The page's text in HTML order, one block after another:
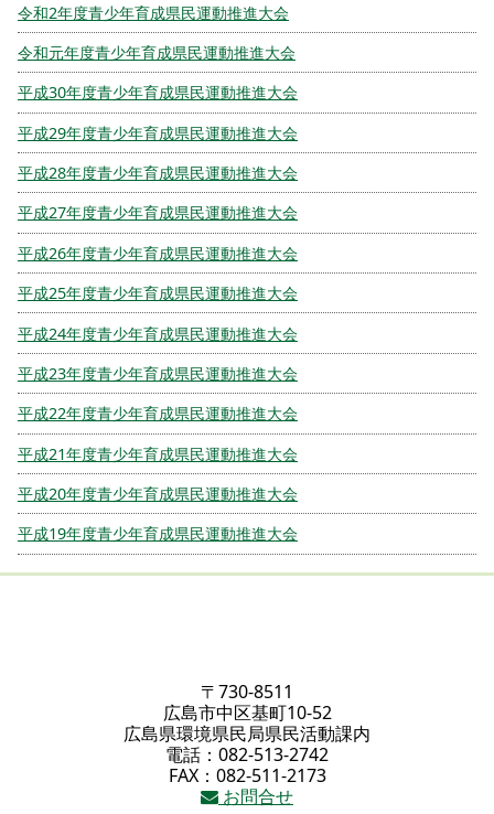
令和2年度青少年育成県民運動推進大会
令和元年度青少年育成県民運動推進大会
平成30年度青少年育成県民運動推進大会
平成29年度青少年育成県民運動推進大会
平成28年度青少年育成県民運動推進大会
平成27年度青少年育成県民運動推進大会
平成26年度青少年育成県民運動推進大会
平成25年度青少年育成県民運動推進大会
平成24年度青少年育成県民運動推進大会
平成23年度青少年育成県民運動推進大会
平成22年度青少年育成県民運動推進大会
平成21年度青少年育成県民運動推進大会
平成20年度青少年育成県民運動推進大会
平成19年度青少年育成県民運動推進大会
〒730-8511
広島市中区基町10-52
広島県環境県民局県民活動課内
電話：082-513-2742
FAX：082-511-2173
お問合せ